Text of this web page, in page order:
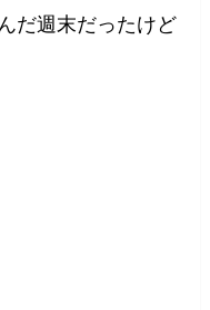
だ週末だったけど